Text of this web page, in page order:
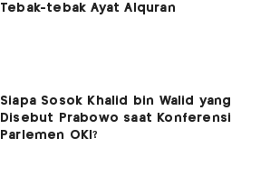
Tebak-tebak Ayat Alquran
Siapa Sosok Khalid bin Walid yang
Disebut Prabowo saat Konferensi
Parlemen OKI?